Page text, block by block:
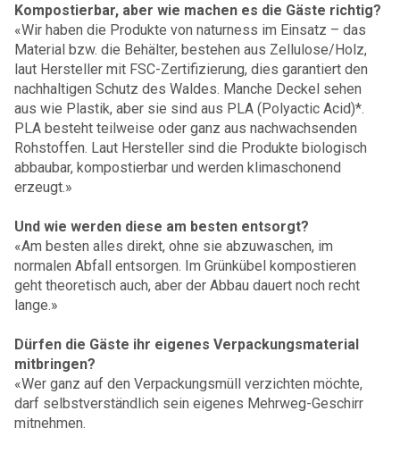
Kompostierbar, aber wie machen es die Gäste richtig?
«Wir haben die Produkte von naturness im Einsatz – das
Material bzw. die Behälter, bestehen aus Zellulose/Holz,
laut Hersteller mit FSC-Zertifizierung, dies garantiert den
nachhaltigen Schutz des Waldes. Manche Deckel sehen
aus wie Plastik, aber sie sind aus PLA (Polyactic Acid)*.
PLA besteht teilweise oder ganz aus nachwachsenden
Rohstoffen. Laut Hersteller sind die Produkte biologisch
abbaubar, kompostierbar und werden klimaschonend
erzeugt.»
Und wie werden diese am besten entsorgt?
«Am besten alles direkt, ohne sie abzuwaschen, im
normalen Abfall entsorgen. Im Grünkübel kompostieren
geht theoretisch auch, aber der Abbau dauert noch recht
lange.»
Dürfen die Gäste ihr eigenes Verpackungsmaterial
mitbringen?
«Wer ganz auf den Verpackungsmüll verzichten möchte,
darf selbstverständlich sein eigenes Mehrweg-Geschirr
mitnehmen.